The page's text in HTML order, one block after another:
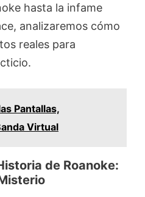
hasta la infame
analizaremos cómo
reales para
Pantallas,
Virtual
de Roanoke: